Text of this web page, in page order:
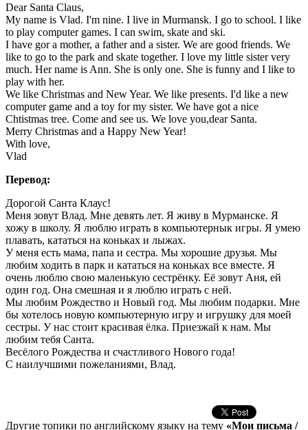
Dear Santa Claus,
My name is Vlad. I'm nine. I live in Murmansk. I go to school. I like
to play computer games. I can swim, skate and ski.
I have gor a mother, a father and a sister. We are good friends. We
like to go to the park and skate together. I love my little sister very
much. Her name is Ann. She is only one. She is funny and I like to
play with her.
We like Christmas and New Year. We like presents. I'd like a new
computer game and a toy for my sister. We have got a nice
Chtistmas tree. Сome and see us. We love you,dear Santa.
Merry Christmas and a Happy New Year!
With love,
Vlad
Перевод:
Дорогой Санта Клаус!
Меня зовут Влад. Мне девять лет. Я живу в Мурманске. Я
хожу в школу. Я люблю играть в компьютернык игры. Я умею
плавать, кататься на коньках и лыжах.
У меня есть мама, папа и сестра. Мы хорошие друзья. Мы
любим ходить в парк и кататься на коньках все вместе. Я
очень люблю свою маленькую сестрёнку. Её зовут Аня, ей
один год. Она смешная и я люблю играть с ней.
Мы любим Рождество и Новый год. Мы любим подарки. Мне
бы хотелось новую компьютерную игру и игрушку для моей
сестры. У нас стоит красивая ёлка. Приезжай к нам. Мы
любим тебя Санта.
Весёлого Рождества и счастливого Нового года!
С наилучшими пожеланиями, Влад.
Другие топики по английскому языку на тему «Мои письма /